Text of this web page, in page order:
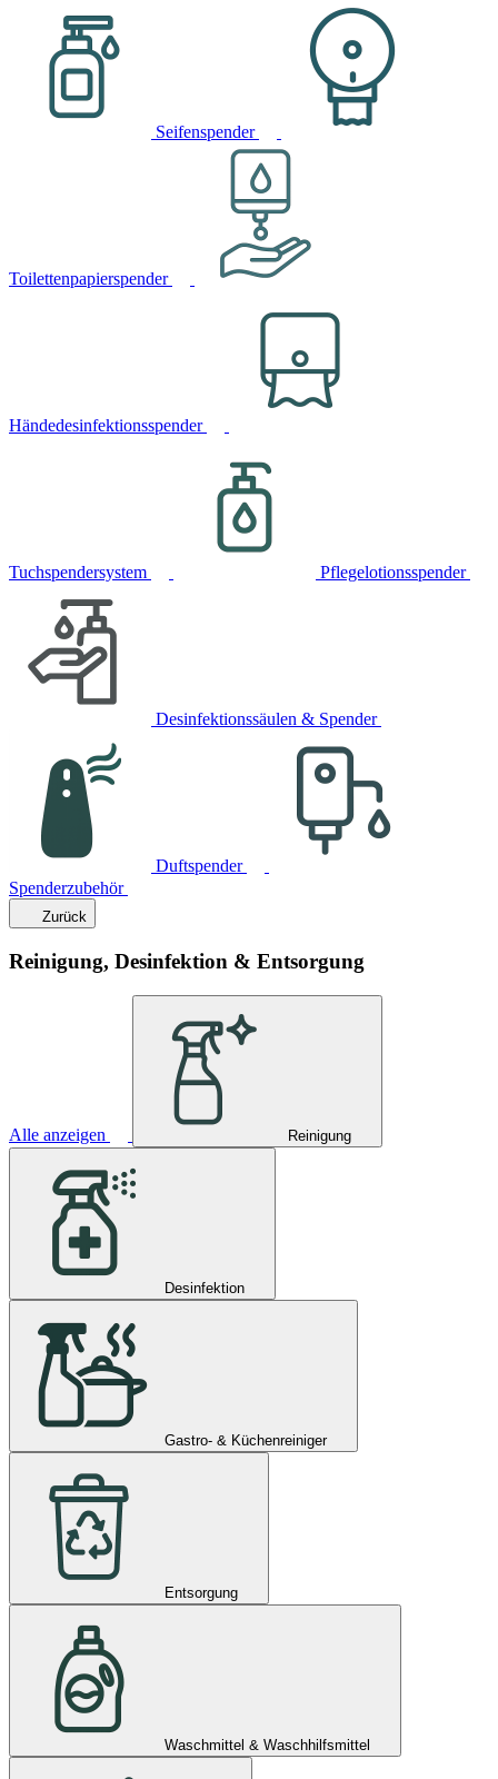
Seifenspender
Toilettenpapierspender
Händedesinfektionsspender
Tuchspendersystem Pflegelotionsspender
Desinfektionssäulen & Spender
Duftspender
Spenderzubehör
Zurück
Reinigung, Desinfektion & Entsorgung
Alle anzeigen Reinigung
Desinfektion
Gastro- & Küchenreiniger
Entsorgung
Waschmittel & Waschhilfsmittel